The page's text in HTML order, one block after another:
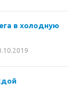
в холодную